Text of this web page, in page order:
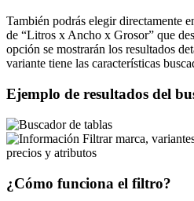
También podrás elegir directamente
de
Litros x Ancho x Grosor
que
opción se mostrarán los resultados
variante tiene las características
Ejemplo de resultados del
Filtrar marca,
precios y atributos
¿Cómo funciona el filtro?